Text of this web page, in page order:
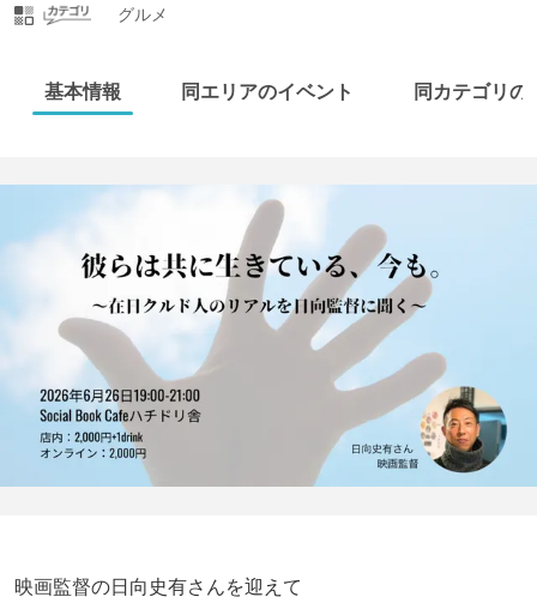
グルメ
基本情報 同エリアのイベント 同カテゴリの
映画監督の日向史有さんを迎えて